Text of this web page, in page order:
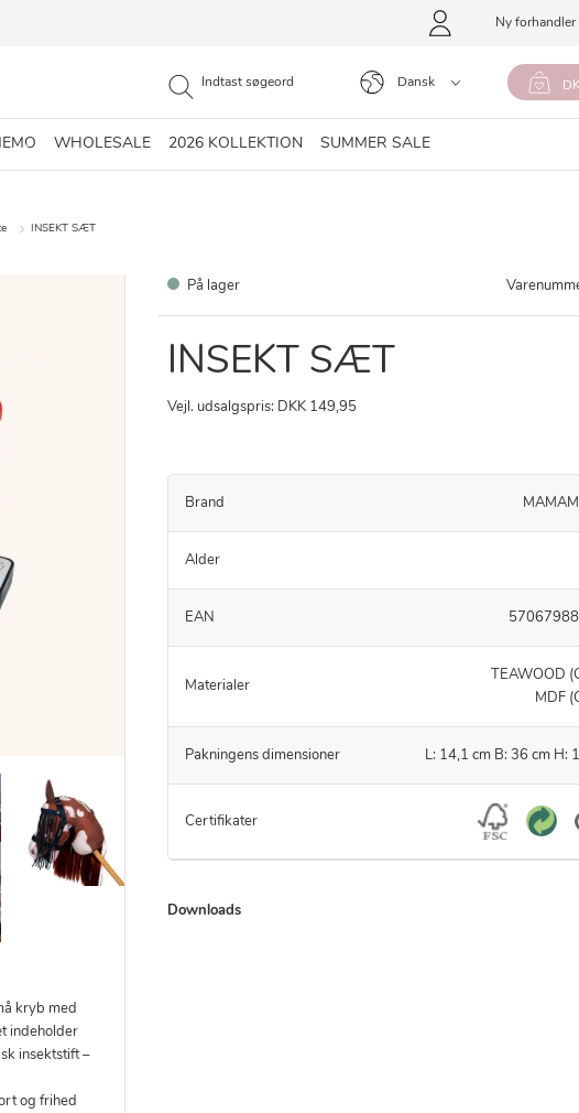
Ny forhandler
Dansk
WHOLESALE 2026 KOLLEKTION SUMMER SALE
INSEKT SÆT
kryb med
indeholder
insektstift –
og frihed
På lager
INSEKT SÆT
Vejl. udsalgspris: DKK 149,95
Brand
Alder
EAN
Materialer
TEAWOOD
MDF
Pakningens dimensioner L: 14,1 cm B: 36 cm H:
Certifikater
Downloads